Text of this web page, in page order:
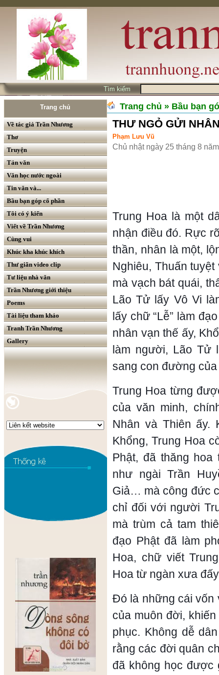
Tìm kiếm
Trang chủ
Về tác giả Trần Nhương
Thơ
Truyện
Tản văn
Văn học nước ngoài
Tin văn và...
Bầu bạn góp cổ phần
Tôi có ý kiến
Viết về Trần Nhương
Cùng vui
Khúc kha khúc khích
Thư giãn video clip
Tư liệu nhà văn
Trần Nhương giới thiệu
Poems
Tài liệu tham khảo
Tranh Trần Nhương
Gallery
Trang chủ » Bầu bạn
THƯ NGỎ GỬI
Phạm Lưu Vũ
Chủ nhật ngày 25 tháng 8
Trung Hoa là một
nhận điều đó. Rực
thần, nhân là một,
Nghiêu, Thuấn
mà vạch bát quái,
Lão Tử lấy Vô Vi
lấy chữ “Lễ” làm
nhân vạn thế ấy,
làm người, Lão Tử
sang con đường
Trung Hoa từng
của văn minh,
Nhân và Thiên ấy.
Khổng, Trung Hoa
Phật, đã thăng
như ngài Trần
Giả… mà công đức
chỉ đối với người
mà trùm cả tam
đạo Phật đã làm
Hoa, chữ viết
Hoa từ ngàn xưa
Đó là những cái vốn
của muôn đời,
phục. Không dễ
rằng các đời quân
đã không học được